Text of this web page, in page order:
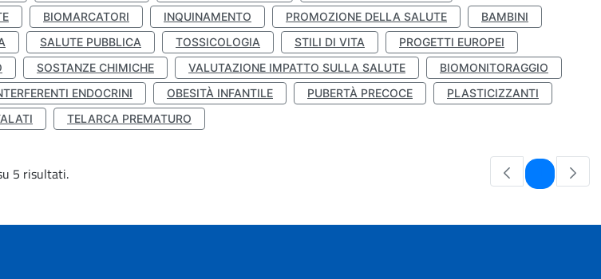
BIOMARCATORI INQUINAMENTO PROMOZIONE DELLA SALUTE
BAMBINI
SALUTE PUBBLICA TOSSICOLOGIA STILI DI VITA
PROGETTI EUROPEI
SOSTANZE CHIMICHE VALUTAZIONE IMPATTO SULLA SALUTE
BIOMONITORAGGIO
ENDOCRINI OBESITÀ INFANTILE PUBERTÀ PRECOCE
PLASTICIZZANTI
TELARCA PREMATURO
5 risultati. Pagina